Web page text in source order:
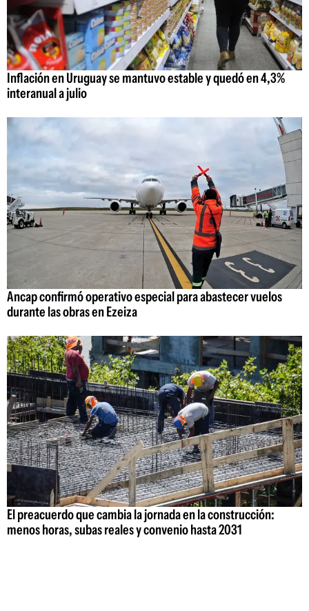
Inflación en Uruguay se mantuvo estable y quedó en 4,3%
interanual a julio
Ancap confirmó operativo especial para abastecer vuelos
durante las obras en Ezeiza
El preacuerdo que cambia la jornada en la construcción:
menos horas, subas reales y convenio hasta 2031